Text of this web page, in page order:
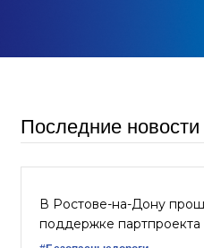
Последние новости
В Ростове-на-Дону
поддержке